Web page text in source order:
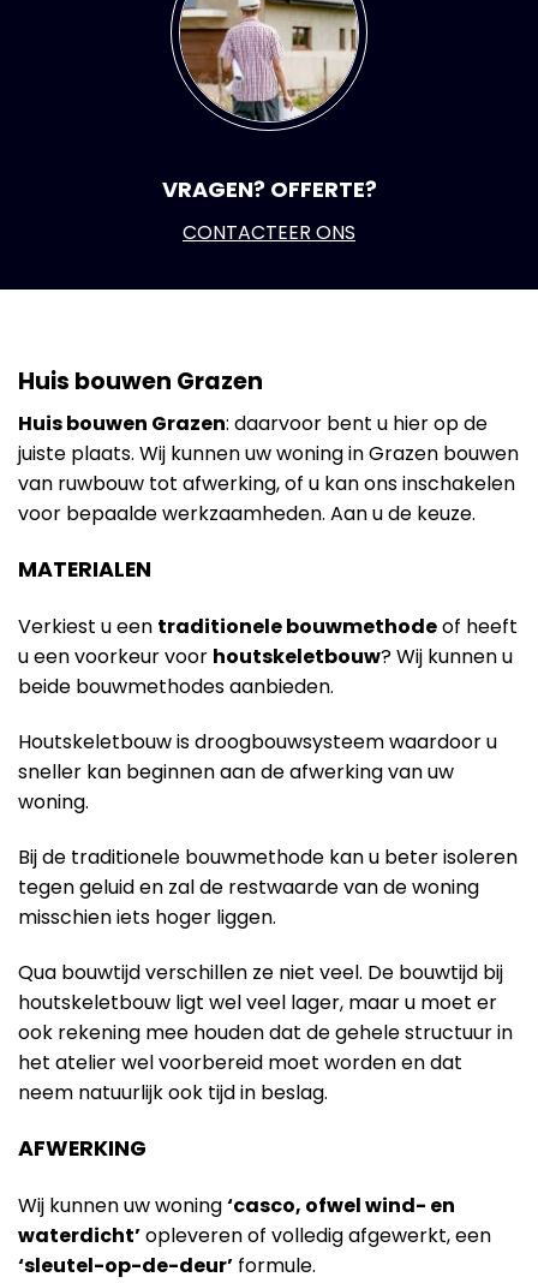
VRAGEN? OFFERTE?
CONTACTEER ONS
Huis bouwen Grazen
Huis bouwen Grazen: daarvoor bent u hier op de
juiste plaats. Wij kunnen uw woning in Grazen bouwen
van ruwbouw tot afwerking, of u kan ons inschakelen
voor bepaalde werkzaamheden. Aan u de keuze.
MATERIALEN
Verkiest u een traditionele bouwmethodeof heeft
u een voorkeur voor houtskeletbouw? Wij kunnen u
beide bouwmethodes aanbieden.
Houtskeletbouw is droogbouwsysteem waardoor u
sneller kan beginnen aan de afwerking van uw
woning.
Bij de traditionele bouwmethode kan u beter isoleren
tegen geluid en zal de restwaarde van de woning
misschien iets hoger liggen.
Qua bouwtijd verschillen ze niet veel. De bouwtijd bij
houtskeletbouw ligt wel veel lager, maar u moet er
ook rekening mee houden dat de gehele structuur in
het atelier wel voorbereid moet worden en dat
neem natuurlijk ook tijd in beslag.
AFWERKING
Wij kunnen uw woning‘casco, ofwel wind- en
waterdicht’opleveren of volledig afgewerkt, een
‘sleutel-op-de-deur’ formule.